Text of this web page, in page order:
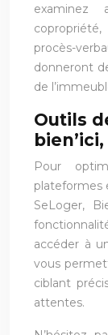
examinez
procès-
donneront
de
Outils
Pour
plateformes
SeLoger,
accéder à
vous
ciblant
attentes.